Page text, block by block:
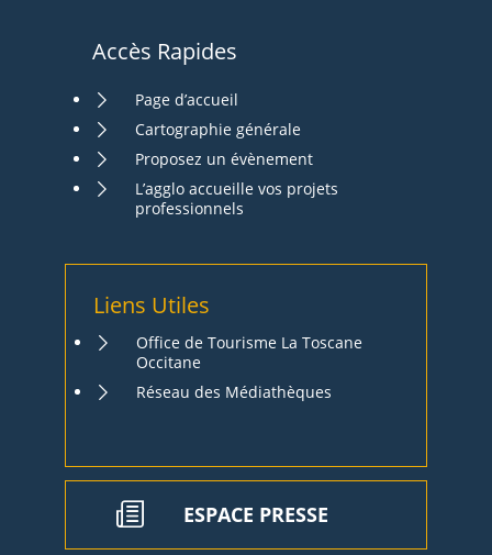
Accès Rapides
Page d’accueil
Cartographie générale
Proposez un évènement
L’agglo accueille vos projets
professionnels
Liens Utiles
Office de Tourisme La Toscane
Occitane
Réseau des Médiathèques
ESPACE PRESSE